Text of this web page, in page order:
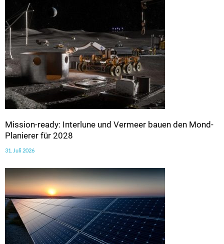
Mission-ready: Interlune und Vermeer bauen den Mond-
Planierer für 2028
31. Juli 2026